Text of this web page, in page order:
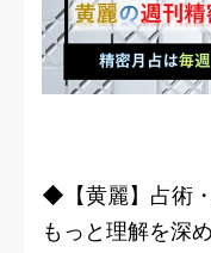
◆【黄麗】占術
もっと理解を深